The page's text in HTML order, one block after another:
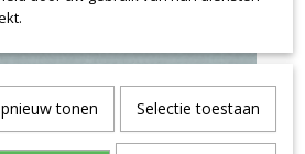
tonen Selectie toestaan